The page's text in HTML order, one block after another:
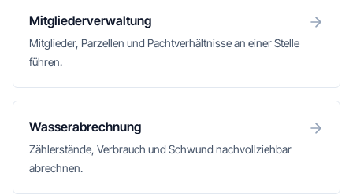
Mitgliederverwaltung
Mitglieder, Parzellen und Pachtverhältnisse an einer Stelle
führen.
Wasserabrechnung
Zählerstände, Verbrauch und Schwund nachvollziehbar
abrechnen.